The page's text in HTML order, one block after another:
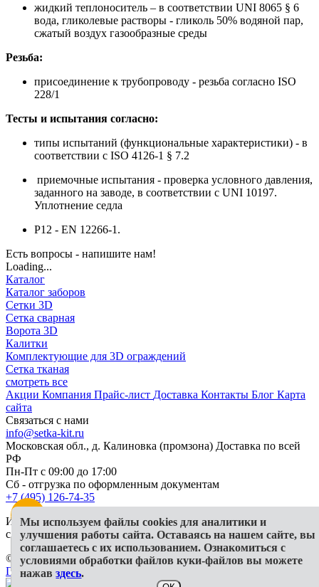
жидкий теплоноситель – в соответствии UNI 8065 § 6
вода, гликолевые растворы - гликоль 50% водяной пар,
сжатый воздух газообразные среды
Резьба:
присоединение к трубопроводу - резьба согласно ISO
228/1
Тесты и испытания согласно:
типы испытаний (функциональные характеристики) - в
соответствии с ISO 4126-1 § 7.2
приемочные испытания - проверка условного давления,
заданного на заводе, в соответствии с UNI 10197.
Уплотнение седла
P12 - EN 12266-1.
Есть вопросы - напишите нам!
Loading...
Каталог
Каталог заборов
Сетки 3D
Сетка сварная
Ворота 3D
Калитки
Комплектующие для 3D ограждений
Сетка тканая
смотреть все
Акции Компания Прайс-лист Доставка Контакты Блог Карта
сайта
Связаться с нами
info@setka-kit.ru
Московская обл., д. Калиновка (промзона) Доставка по всей
РФ
Пн-Пт с 09:00 до 17:00
Сб - отгрузка по оформленным документам
+7 (495) 126-74-35
Информация, представленная на сайте, в исключительных
случаях может отличаться от действительности
© 2026 ООО "Гранд КИТ"
Политика конфиденциальности
Мы используем файлы cookies для аналитики и
улучшения работы сайта. Оставаясь на нашем сайте, вы
соглашаетесь с их использованием. Ознакомиться с
условиями обработки файлов куки-файлов вы можете
нажавздесь.